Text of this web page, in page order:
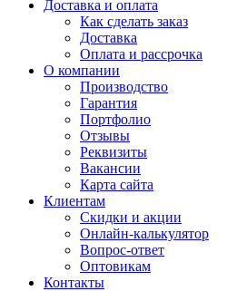
Доставка и оплата
Как сделать заказ
Доставка
Оплата и рассрочка
О компании
Производство
Гарантия
Портфолио
Отзывы
Реквизиты
Вакансии
Карта сайта
Клиентам
Скидки и акции
Онлайн-калькулятор
Вопрос-ответ
Оптовикам
Контакты